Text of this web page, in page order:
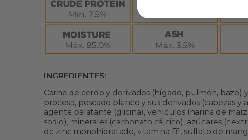
INGREDIENTES:
Carne de cerdo y derivados (hígado, pulmón, bazo)
proceso, pescado blanco y sus derivados (cabezas
agente palatante (glicina), vehículos (harina de
sodio), minerales (carbonato cálcico), azúcares
de zinc monohidratado, vitamina B1, sulfato de